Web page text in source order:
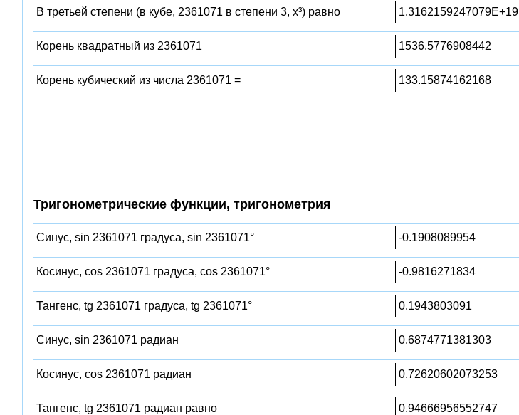
В третьей степени (в кубе, 2361071 в степени 3, x³) равно 1.3162159247079E+19
Корень квадратный из 2361071 1536.5776908442
Корень кубический из числа 2361071 = 133.15874162168
Тригонометрические функции, тригонометрия
Синус, sin 2361071 градуса, sin 2361071° -0.1908089954
Косинус, cos 2361071 градуса, cos 2361071° -0.9816271834
Тангенс, tg 2361071 градуса, tg 2361071° 0.1943803091
Синус, sin 2361071 радиан 0.6874771381303
Косинус, cos 2361071 радиан 0.72620602073253
Тангенс, tg 2361071 радиан равно 0.94666956552747